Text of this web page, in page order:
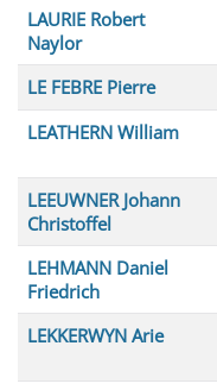
LAURIE Robert
Naylor
LE FEBRE Pierre
LEATHERN William
LEEUWNER Johann
Christoffel
LEHMANN Daniel
Friedrich
LEKKERWYN Arie